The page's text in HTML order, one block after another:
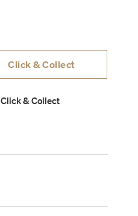
Click & Collect
Click & Collect